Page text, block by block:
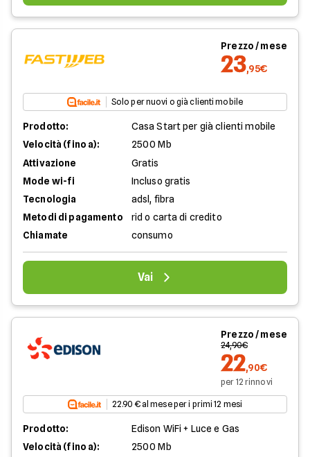
Prezzo / mese
23,95€
Solo per nuovi o già clienti mobile
Prodotto:
Casa Start per già clienti mobile
Velocità (fino a):
2500 Mb
Attivazione
Gratis
Mode wi-fi
Incluso gratis
Tecnologia
adsl, fibra
Metodi di pagamento
rid o carta di credito
Chiamate
consumo
Vai
Prezzo / mese
24,90€
22,90€
per 12 rinnovi
22.90 € al mese per i primi 12 mesi
Prodotto:
Edison WiFi + Luce e Gas
Velocità (fino a):
2500 Mb